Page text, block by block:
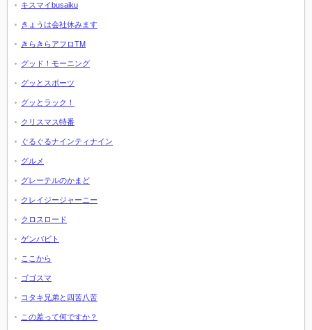
キスマイbusaiku
きょうは会社休みます
きらきらアフロTM
グッド！モーニング
グッとスポーツ
グッとラック！
クリスマス特番
ぐるぐるナインティナイン
グルメ
グレーテルのかまど
クレイジージャーニー
クロスロード
ゲンバビト
ここから
ゴゴスマ
コタキ兄弟と四苦八苦
この差って何ですか？